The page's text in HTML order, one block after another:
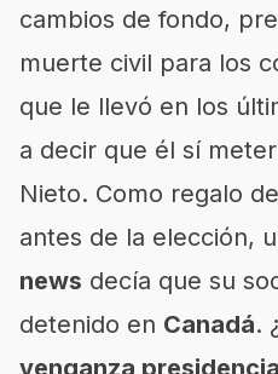
cambios de fondo,
muerte civil para los
que le llevó en los
a decir que él sí
Nieto. Como regalo
antes de la elección,
news decía que su
detenido en Canadá. ¿
venganza